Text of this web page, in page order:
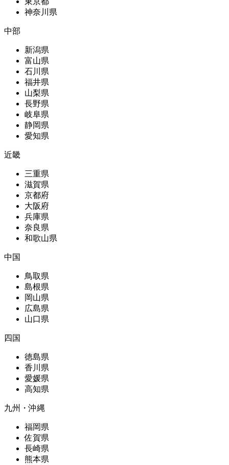
神奈川県
中部
新潟県
富山県
石川県
福井県
山梨県
長野県
岐阜県
静岡県
愛知県
近畿
三重県
滋賀県
京都府
大阪府
兵庫県
奈良県
和歌山県
中国
鳥取県
島根県
岡山県
広島県
山口県
四国
徳島県
香川県
愛媛県
高知県
九州・沖縄
福岡県
佐賀県
長崎県
熊本県